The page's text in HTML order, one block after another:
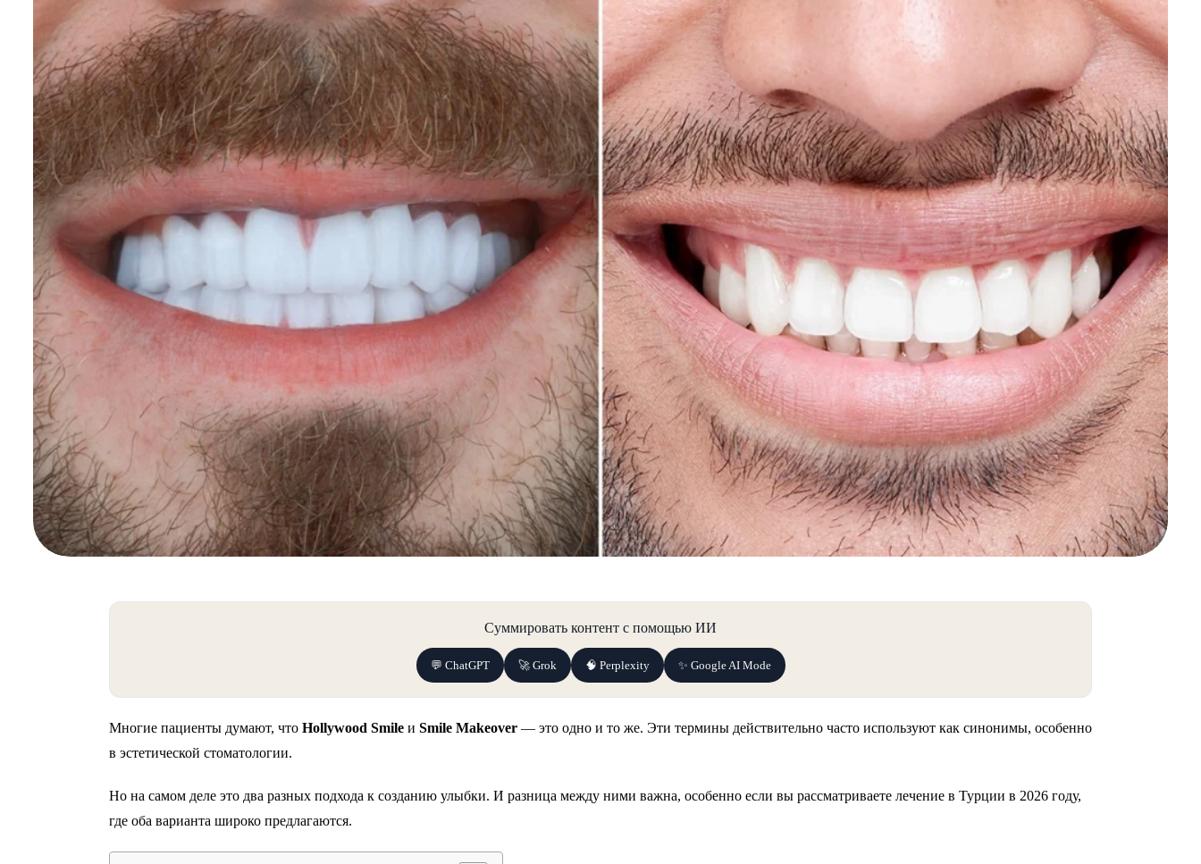
Суммировать контент с помощью ИИ
💬 ChatGPT 🚀 Grok 🧠 Perplexity ✨ Google AI Mode
Многие пациенты думают, что Hollywood Smile и Smile Makeover — это одно и то же. Эти термины действительно часто используют как синонимы, особенно
в эстетической стоматологии.
Но на самом деле это два разных подхода к созданию улыбки. И разница между ними важна, особенно если вы рассматриваете лечение в Турции в 2026 году,
где оба варианта широко предлагаются.